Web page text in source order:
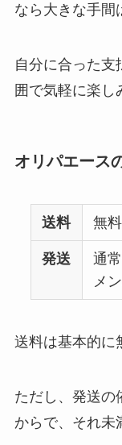
なら大きな手間
自分に合った支
囲で気軽に楽し
オリパエース
送料 無料
発送
通
メ
送料は基本的に
ただし、発送の
からで、それ未